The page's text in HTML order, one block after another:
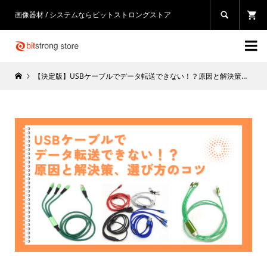
画像器材 / システムならビットストロングストア 

【決定版】USBケーブルでデータ転送できない！？原因と解決策、選び方のコツ【2024年最新】